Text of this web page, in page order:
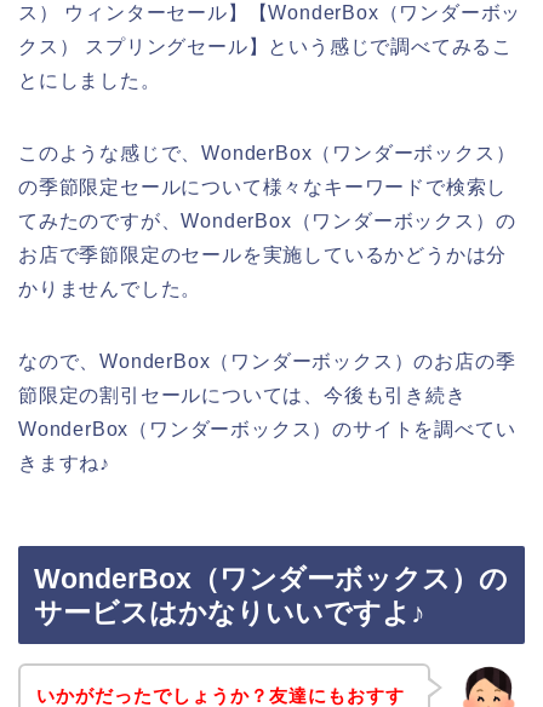
ス） ウィンターセール】【WonderBox（ワンダーボッ
クス） スプリングセール】という感じで調べてみるこ
とにしました。
このような感じで、WonderBox（ワンダーボックス）
の季節限定セールについて様々なキーワードで検索し
てみたのですが、WonderBox（ワンダーボックス）の
お店で季節限定のセールを実施しているかどうかは分
かりませんでした。
なので、WonderBox（ワンダーボックス）のお店の季
節限定の割引セールについては、今後も引き続き
WonderBox（ワンダーボックス）のサイトを調べてい
きますね♪
WonderBox（ワンダーボックス）の
サービスはかなりいいですよ♪
いかがだったでしょうか？友達にもおすす